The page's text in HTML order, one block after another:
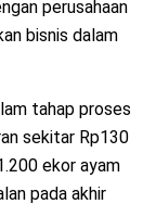
perusahaan
bisnis dalam
tahap proses
sekitar Rp130
ekor ayam
pada akhir